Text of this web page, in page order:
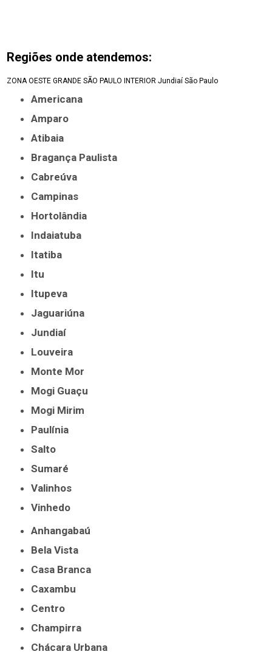
Regiões onde atendemos:
ZONA OESTE GRANDE SÃO PAULO INTERIOR Jundiaí São Paulo
Americana
Amparo
Atibaia
Bragança Paulista
Cabreúva
Campinas
Hortolândia
Indaiatuba
Itatiba
Itu
Itupeva
Jaguariúna
Jundiaí
Louveira
Monte Mor
Mogi Guaçu
Mogi Mirim
Paulínia
Salto
Sumaré
Valinhos
Vinhedo
Anhangabaú
Bela Vista
Casa Branca
Caxambu
Centro
Champirra
Chácara Urbana